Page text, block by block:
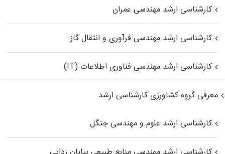
کارشناسی ارشد مهندسی عمران
کارشناسی ارشد مهندسی فرآوری و انتقال گاز
کارشناسی ارشد مهندسی فناوری اطلاعات (IT)
معرفی گروه کشاورزی کارشناسی ارشد
کارشناسی ارشد علوم و مهندسی جنگل